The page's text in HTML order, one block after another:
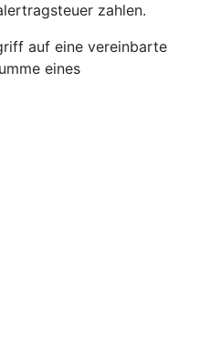
zahlen.
auf eine vereinbarte
eines